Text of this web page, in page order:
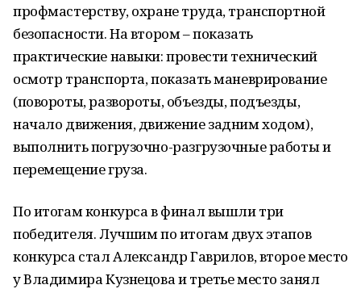
профмастерству, охране труда, транспортной
безопасности. На втором – показать
практические навыки: провести технический
осмотр транспорта, показать маневрирование
(повороты, развороты, объезды, подъезды,
начало движения, движение задним ходом),
выполнить погрузочно-разгрузочные работы и
перемещение груза.
По итогам конкурса в финал вышли три
победителя. Лучшим по итогам двух этапов
конкурса стал Александр Гаврилов, второе место
у Владимира Кузнецова и третье место занял